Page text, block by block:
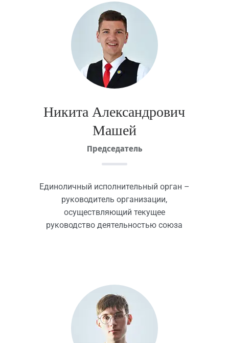
Никита Александрович
Машей
Председатель
Единоличный исполнительный орган –
руководитель организации,
осуществляющий текущее
руководство деятельностью союза